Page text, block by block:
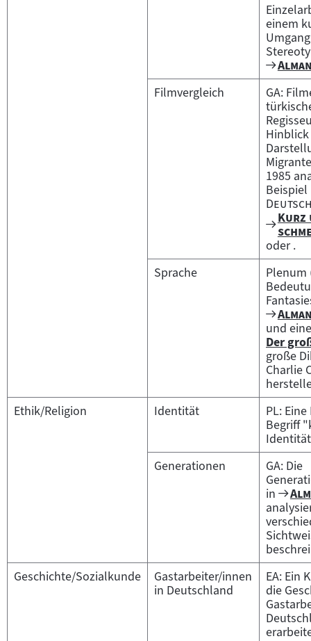
einem
Zum
"
Filmvergleich
GA:
1985
Zum
"
Kurz
oder .
Sprache
Plenum
Zum
"
und
Zum
Inhalt:
Der
große
Charlie
Ethik/Religion
Identität
PL:
Begriff
Generationen
GA: Die
in
"
Geschichte/Sozialkunde
Gastarbeiter/innen
in Deutschland
EA: Ein
die